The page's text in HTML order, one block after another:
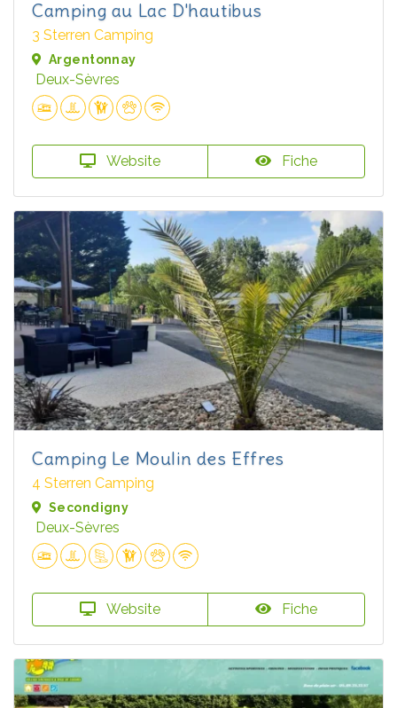
Camping au Lac D'hautibus
3 Sterren Camping
Argentonnay
Deux-Sèvres
Website Fiche
Camping Le Moulin des Effres
4 Sterren Camping
Secondigny
Deux-Sèvres
Website Fiche